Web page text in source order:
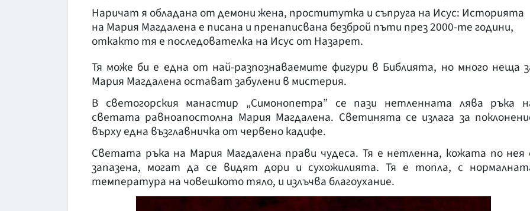
Наричат я обладана от демони жена, проститутка и съпруга на Исус: Историята
на Мария Магдалена е писана и пренаписвана безброй пъти през 2000-те години,
откакто тя е последователка на Исус от Назарет.
Тя може би е една от най-разпознаваемите фигури в Библията, но много неща
Мария Магдалена остават забулени в мистерия.
В светогорския манастир „Симонопетра” се пази нетленната лява ръка
светата равноапостолна Мария Магдалена. Светинята се излага за
върху една възглавничка от червено кадифе.
Светата ръка на Мария Магдалена прави чудеса. Тя е нетленна, кожата по нея
запазена, могат да се видят дори и сухожилията. Тя е топла, с
температура на човешкото тяло, и излъчва благоухание.